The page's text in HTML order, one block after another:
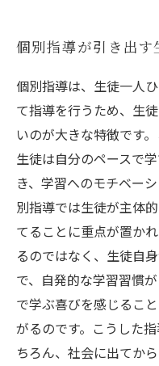
個別指導が引き出
個別指導は、生徒一人
て指導を行うため、生
いのが大きな特徴です
生徒は自分のペースで
き、学習へのモチベー
別指導では生徒が主体
てることに重点が置か
るのではなく、生徒自
で、自発的な学習習慣
で学ぶ喜びを感じるこ
がるのです。こうした
ちろん、社会に出てか